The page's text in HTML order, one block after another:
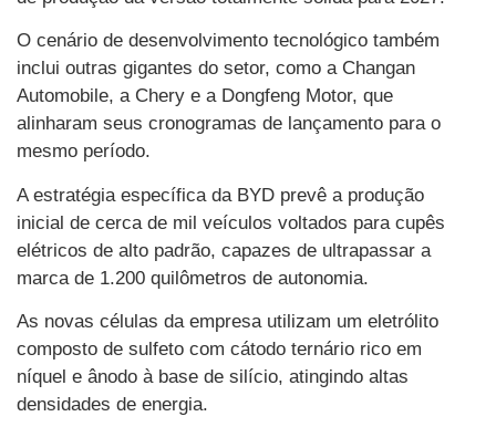
O cenário de desenvolvimento tecnológico também
inclui outras gigantes do setor, como a Changan
Automobile, a Chery e a Dongfeng Motor, que
alinharam seus cronogramas de lançamento para o
mesmo período.
A estratégia específica da BYD prevê a produção
inicial de cerca de mil veículos voltados para cupês
elétricos de alto padrão, capazes de ultrapassar a
marca de 1.200 quilômetros de autonomia.
As novas células da empresa utilizam um eletrólito
composto de sulfeto com cátodo ternário rico em
níquel e ânodo à base de silício, atingindo altas
densidades de energia.